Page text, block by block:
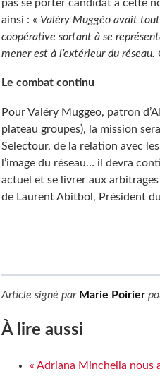
pas se porter candidat à cette
ainsi : « Valéry Muggéo avait
coopérative sortant à se
mener est à l’extérieur du
Le combat continu
Pour Valéry Muggeo, patron
plateau groupes), la mission
Selectour, de la relation avec
l’image du réseau… il devra
actuel et se livrer aux
de Laurent Abitbol, Président
Article signé par Marie Poirier
À lire aussi
« Adriana Minchella nous